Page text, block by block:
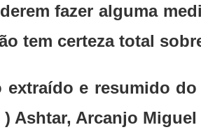
fazer alguma
tem certeza total
extraído e resumido
) Ashtar, Arcanjo Miguel